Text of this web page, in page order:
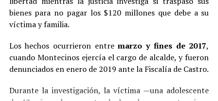
bienes para no pagar los $120 millones que debe a su
víctima y familia.
Los hechos ocurrieron entremarzo y fines de 2017,
cuando Montecinos ejercía el cargo de alcalde, y fueron
denunciados en enero de 2019 ante la Fiscalía de Castro.
Durante la investigación, la víctima —una adolescente